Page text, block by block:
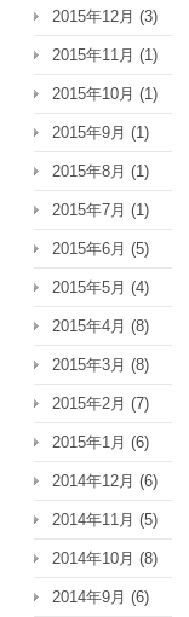
2015年12月 (3)
2015年11月 (1)
2015年10月 (1)
2015年9月 (1)
2015年8月 (1)
2015年7月 (1)
2015年6月 (5)
2015年5月 (4)
2015年4月 (8)
2015年3月 (8)
2015年2月 (7)
2015年1月 (6)
2014年12月 (6)
2014年11月 (5)
2014年10月 (8)
2014年9月 (6)